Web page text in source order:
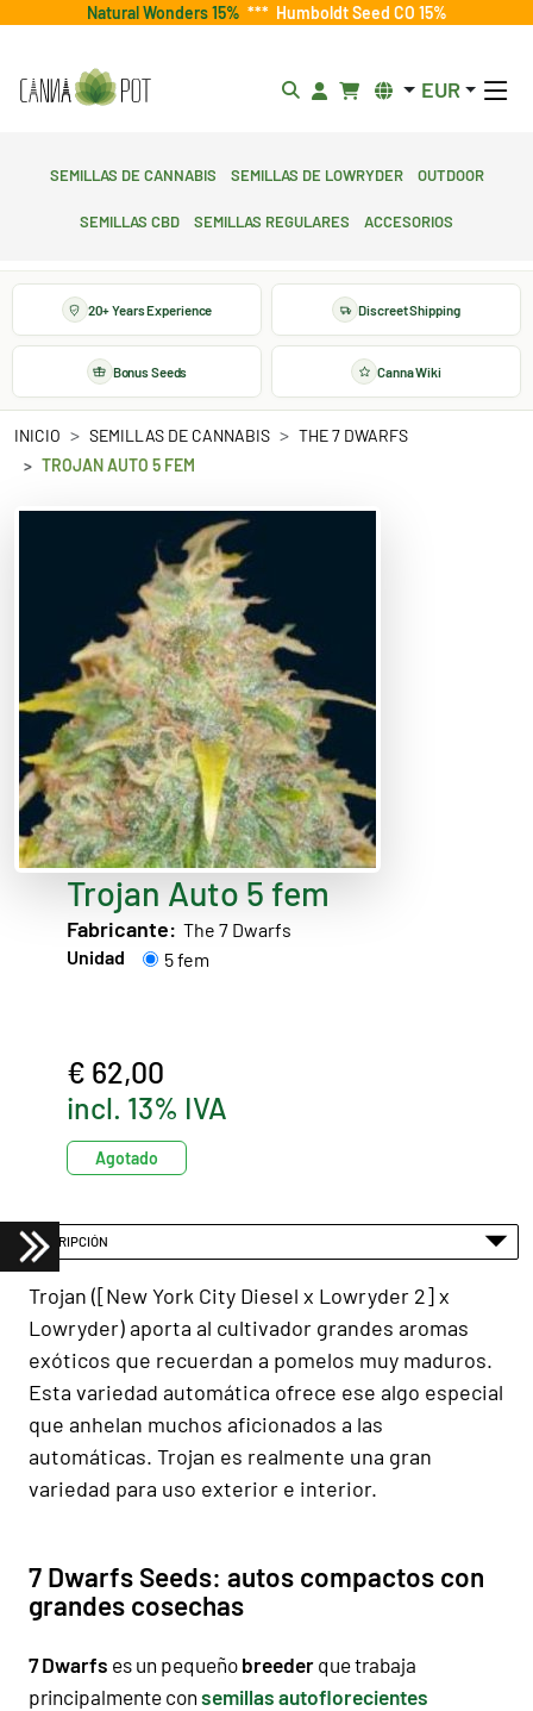
Natural Wonders 15% *** Humboldt Seed CO 15%
EUR
Semillas de cannabis Semillas de lowryder Outdoor
Semillas CBD Semillas regulares Accesorios
20+ Years Experience Discreet Shipping
Bonus Seeds Canna Wiki
INICIO SEMILLAS DE CANNABIS
THE 7 DWARFS
TROJAN AUTO 5 FEM
Trojan Auto 5 fem
Fabricante: The 7 Dwarfs
Unidad
5 fem
€ 62,00
incl. 13% IVA
Agotado
DESCRIPCIÓN
Trojan ([New York City Diesel x Lowryder 2] x
Lowryder) aporta al cultivador grandes aromas
exóticos que recuerdan a pomelos muy maduros.
Esta variedad automática ofrece ese algo especial
que anhelan muchos aficionados a las
automáticas. Trojan es realmente una gran
variedad para uso exterior e interior.
7 Dwarfs Seeds: autos compactos con
grandes cosechas
7 Dwarfs es un pequeño breeder que trabaja
principalmente con semillas autoflorecientes